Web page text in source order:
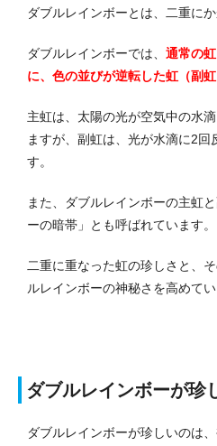
ダブルレインボーとは、二重に
ダブルレインボーでは、 通常の
に、色の並びが逆転した虹（副虹
主虹は、太陽の光が空気中の水
ますが、副虹は、光が水滴に2
す。
また、ダブルレインボーの主虹
ーの暗帯」とも呼ばれています。
二重に重なった虹の珍しさと、
ルレインボーの神秘さを高めてい
ダブルレインボーが珍
ダブルレインボーが珍しいのは